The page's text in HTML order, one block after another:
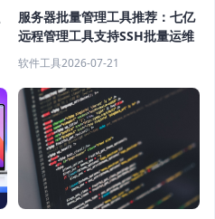
服务器批量管理工具推荐：七亿
远程管理工具支持SSH批量运维
软件工具2026-07-21